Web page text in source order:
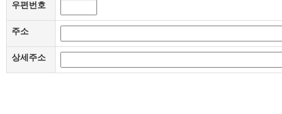
우편번호
주소
상세주소